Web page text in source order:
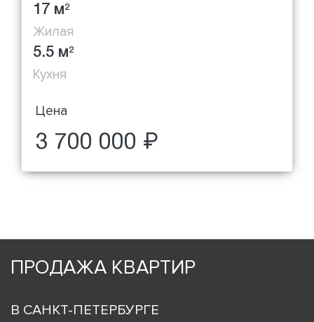
17 м2
Жилая
5.5 м2
Кухня
Цена
3 700 000 ₽
ПРОДАЖА КВАРТИР
В САНКТ-ПЕТЕРБУРГЕ